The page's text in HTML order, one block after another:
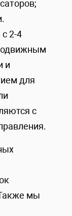
2-4
и
для
с
мы